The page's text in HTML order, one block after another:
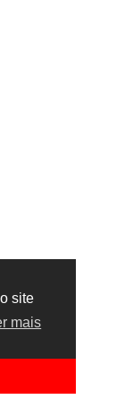
site
mais